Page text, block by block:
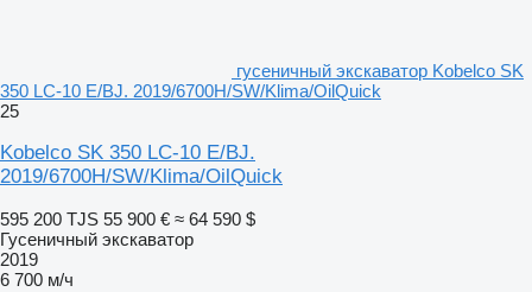
гусеничный экскаватор Kobelco SK
350 LC-10 E/BJ. 2019/6700H/SW/Klima/OilQuick
25
Kobelco SK 350 LC-10 E/BJ.
2019/6700H/SW/Klima/OilQuick
595 200 TJS 55 900 € ≈ 64 590 $
Гусеничный экскаватор
2019
6 700 м/ч